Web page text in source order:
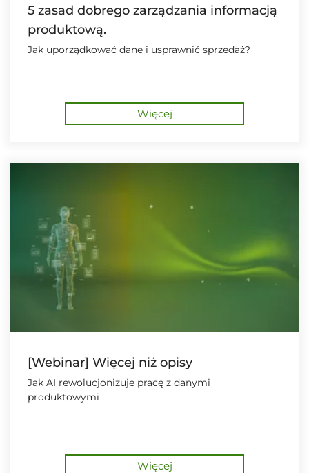
5 zasad dobrego zarządzania informacją
produktową.
Jak uporządkować dane i usprawnić sprzedaż?
Więcej
[Webinar] Więcej niż opisy
Jak AI rewolucjonizuje pracę z danymi
produktowymi
Więcej